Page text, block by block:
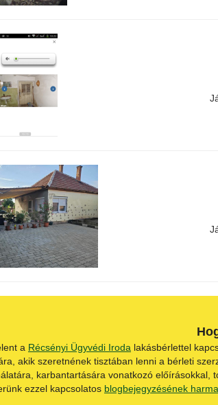
a Récsényi Ügyvédi Iroda lakásbérlettel
akik szeretnének tisztában lenni a bérleti
karbantartására vonatkozó előírásokkal,
ezzel kapcsolatos blogbejegyzésének